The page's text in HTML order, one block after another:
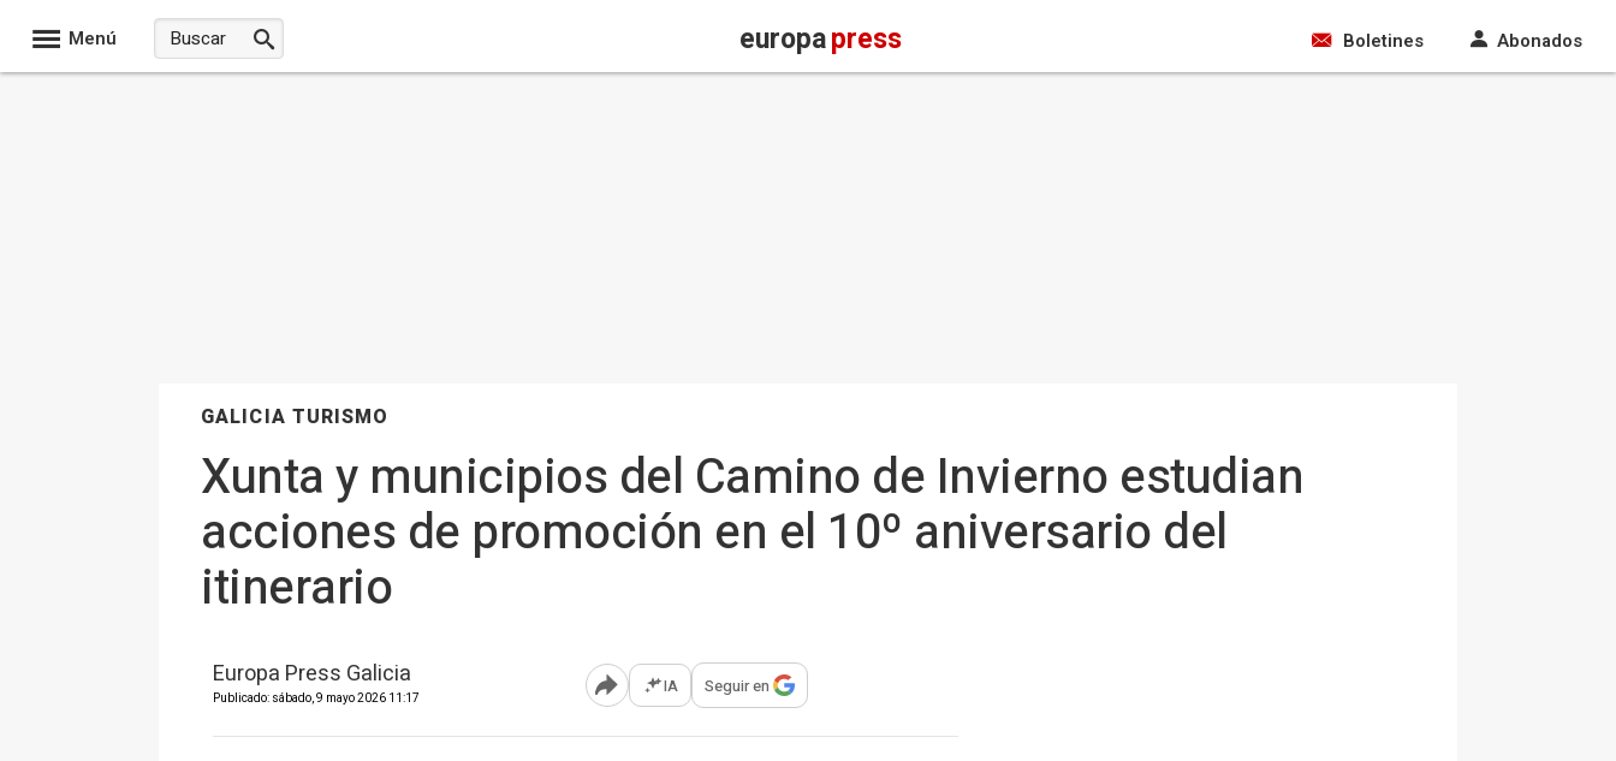
Menú europapress Boletines Abonados
GALICIA TURISMO
Xunta y municipios del Camino de Invierno estudian
acciones de promoción en el 10º aniversario del
itinerario
Europa Press Galicia
Publicado: sábado, 9 mayo 2026 11:17 Abrir opciones para compartir
IA Seguir en